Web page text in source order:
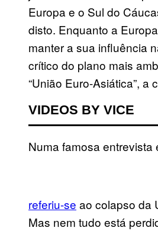
Europa e o Sul do
disto. Enquanto a
manter a sua influência
crítico do plano mais
“União Euro-Asiática”, a
VIDEOS BY VICE
Numa famosa entrevista
referiu-se ao colapso da
Mas nem tudo está